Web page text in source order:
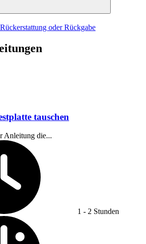
oder Rückgabe
tauschen
Anleitung die...
1 - 2 Stunden